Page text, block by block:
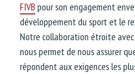
FIVB pour son engagement
développement du sport et le
Notre collaboration étroite avec
nous permet de nous assurer
répondent aux exigences les